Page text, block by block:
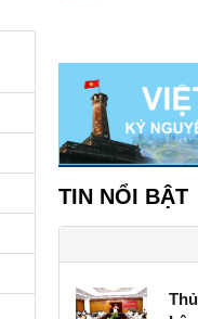
TIN NỔI BẬT